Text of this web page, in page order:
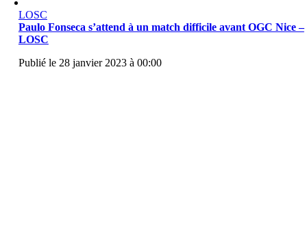
LOSC
Paulo Fonseca s’attend à un match difficile avant OGC Nice –
LOSC
Publié le 28 janvier 2023 à 00:00